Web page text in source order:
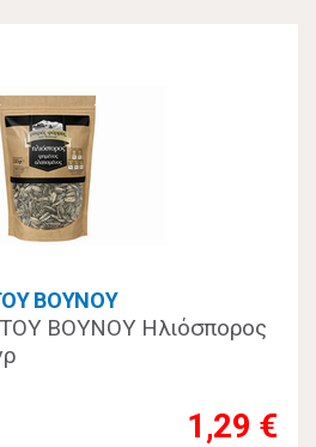
ΒΟΥΝΟΥ
ΒΟΥΝΟΥ Ηλιόσπορος
1,29 €